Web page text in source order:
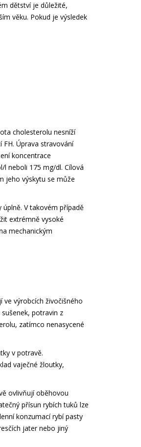
dětství je důležité,
věku. Pokud je výsledek
cholesterolu nesníží
Úprava stravování
koncentrace
neboli 175 mg/dl. Cílová
jeho výskytu se může
V takovém případě
extrémně vysoké
mechanickým
ve výrobcích živočišného
potravin z
zatímco nenasycené
v potravě.
vaječné žloutky,
ovlivňují oběhovou
přísun rybích tuků lze
konzumací rybí pasty
jater nebo jiný